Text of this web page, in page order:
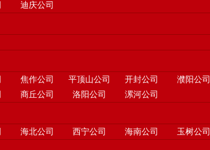
迪庆公司
焦作公司 平顶山公司 开封公司 濮阳公司
商丘公司 洛阳公司 漯河公司
海北公司 西宁公司 海南公司 玉树公司